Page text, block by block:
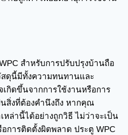
สำหรับการปรับปรุงบ้านถือ
สดุนี้มีทั้งความทนทานและ
กิดขึ้นจากการใช้งานหรือการ
สิ่งที่ต้องคำนึงถึง หากคุณ
ล่านี้ได้อย่างถูกวิธี ไม่ว่าจะเป็น
การติดตั้งผิดพลาด ประตู WPC